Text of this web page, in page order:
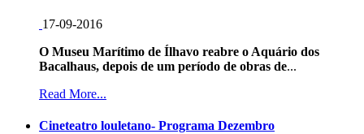
17-09-2016
O Museu Marítimo de Ílhavo reabre o Aquário dos
Bacalhaus, depois de um período de obras de...
Read More...
Cineteatro louletano- Programa Dezembro